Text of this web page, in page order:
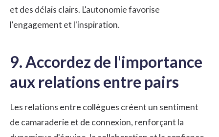
et des délais clairs. L'autonomie favorise
l'engagement et l'inspiration.
9. Accordez de l'importance
aux relations entre pairs
Les relations entre collègues créent un sentiment
de camaraderie et de connexion, renforçant la